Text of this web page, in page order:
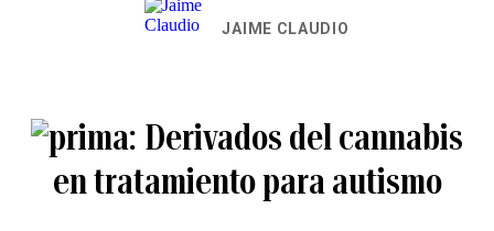
JAIME CLAUDIO
Derivados del cannabis
en tratamiento para autismo